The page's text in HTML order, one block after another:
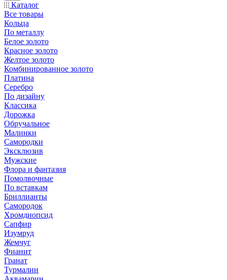
Каталог
Все товары
Кольца
По металлу
Белое золото
Красное золото
Желтое золото
Комбинированное золото
Платина
Серебро
По дизайну
Классика
Дорожка
Обручальное
Малинки
Самородки
Эксклюзив
Мужские
Флора и фантазия
Помолвочные
По вставкам
Бриллианты
Самородок
Хромдиопсид
Сапфир
Изумруд
Жемчуг
Фианит
Гранат
Турмалин